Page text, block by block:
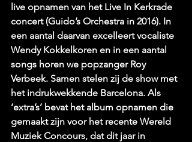
live opnamen van het Live In Kerkrade
concert (Guido’s Orchestra in 2016). In
een aantal daarvan excelleert vocaliste
Wendy Kokkelkoren en in een aantal
songs horen we popzanger Roy
Verbeek. Samen stelen zij de show met
het indrukwekkende Barcelona. Als
‘extra’s’ bevat het album opnamen die
gemaakt zijn voor het recente Wereld
Muziek Concours, dat dit jaar in